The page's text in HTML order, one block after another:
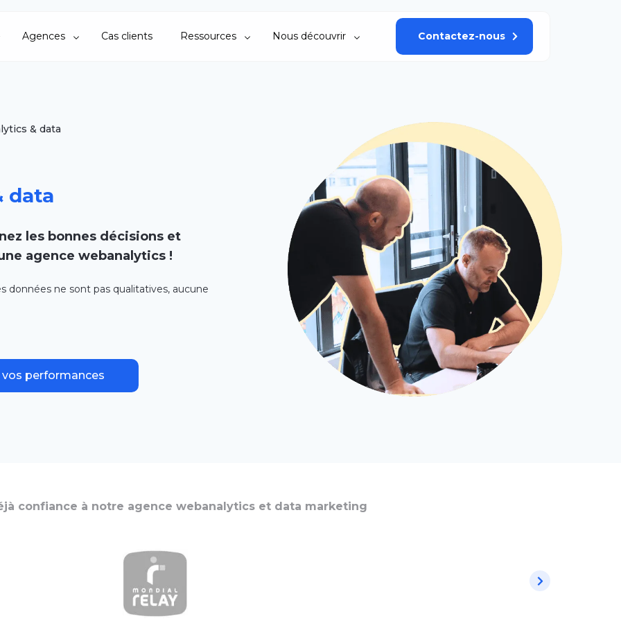
Agences Cas clients Ressources Nous découvrir Contactez-nous
& data
data
les bonnes décisions et
agence webanalytics !
données ne sont pas qualitatives, aucune
System à la DataViz. Collecter,
précieux et des possibilités
performances
confiance à notre agence webanalytics et data marketing